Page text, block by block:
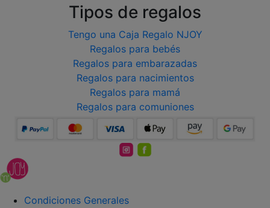
Tipos de regalos
Tengo una Caja Regalo NJOY
Regalos para bebés
Regalos para embarazadas
Regalos para nacimientos
Regalos para mamá
Regalos para comuniones
Condiciones Generales